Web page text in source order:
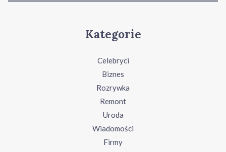
Kategorie
Celebryci
Biznes
Rozrywka
Remont
Uroda
Wiadomości
Firmy